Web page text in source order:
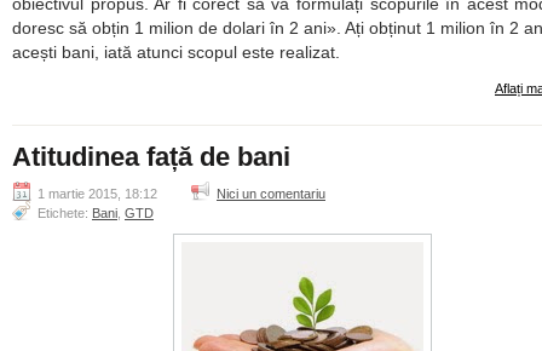
doresc să obțin 1 milion de dolari în 2 ani». Ați obținut 1 milion în 2
acești bani, iată atunci scopul este realizat.
Aflați
Atitudinea față de bani
1 martie 2015, 18:12
Nici un comentariu
Etichete: Bani GTD